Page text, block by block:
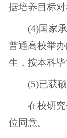
据培养目标
(4)国家承
普通高校举
生，按本科
(5)已获硕
在校研究
位同意。